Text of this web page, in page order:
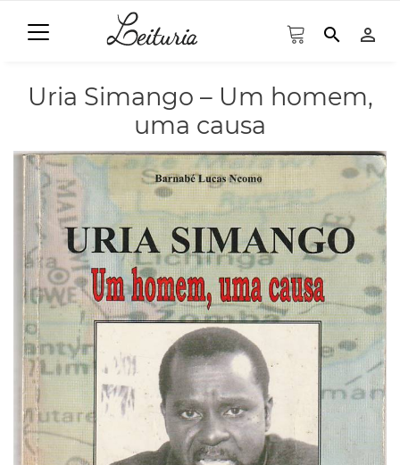
search person_outline
Uria Simango – Um homem,
uma causa